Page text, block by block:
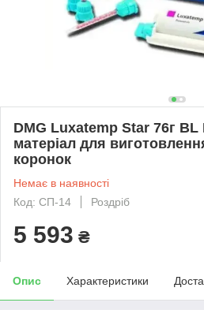
DMG Luxatemp Star 76г ВL
матеріал для
коронок
Немає в наявності
Код: СП-14
Роздріб
5 593 ₴
Опис Характеристики